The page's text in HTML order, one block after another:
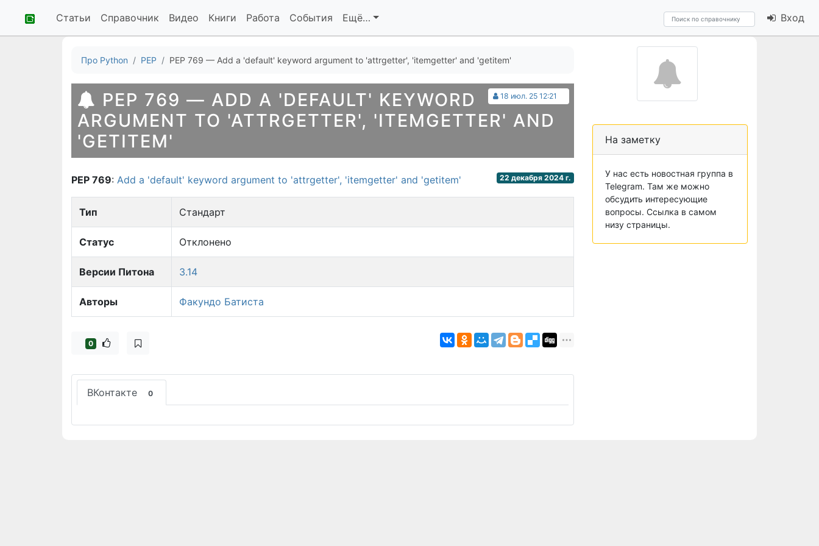
Статьи Справочник Видео Книги Работа События Ещё… Вход
Про Python PEP PEP 769 — Add a 'default' keyword argument to 'attrgetter', 'itemgetter' and 'getitem'
18 июл. 25 12:21
PEP 769 — ADD A 'DEFAULT' KEYWORD
ARGUMENT TO 'ATTRGETTER', 'ITEMGETTER' AND
'GETITEM'
22 декабря 2024 г.
PEP 769: Add a 'default' keyword argument to 'attrgetter', 'itemgetter' and 'getitem'
Тип Стандарт
Статус Отклонено
Версии Питона 3.14
Авторы Факундо Батиста
0
ВКонтакте 0
На заметку
У нас есть новостная группа в
Telegram. Там же можно
обсудить интересующие
вопросы. Ссылка в самом
низу страницы.